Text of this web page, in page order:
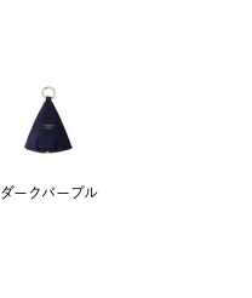
ダークパープル